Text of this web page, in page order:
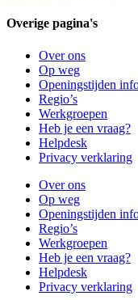
Overige pagina's
Over ons
Op weg
Openingstijden
Regio’s
Werkgroepen
Heb je een vraag?
Helpdesk
Privacy verklaring
Over ons
Op weg
Openingstijden
Regio’s
Werkgroepen
Heb je een vraag?
Helpdesk
Privacy verklaring